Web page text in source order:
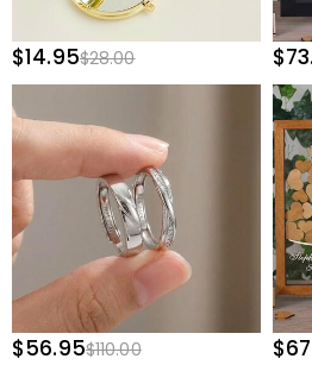
$14.95$28.00
$56.95$110.00